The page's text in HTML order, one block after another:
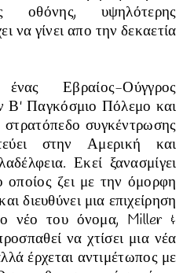
οθόνης, υψηλότερης
να γίνει απο την δεκαετία
Εβραίος-Ούγγρος
Β' Παγκόσμιο Πόλεμο και
συγκέντρωσης
στην Αμερική και
Εκεί ξανασμίγει
ζει με την όμορφη
διευθύνει μια επιχείρηση
νέο του όνομα, Miller &
να χτίσει μια νέα
έρχεται αντιμέτωπος με